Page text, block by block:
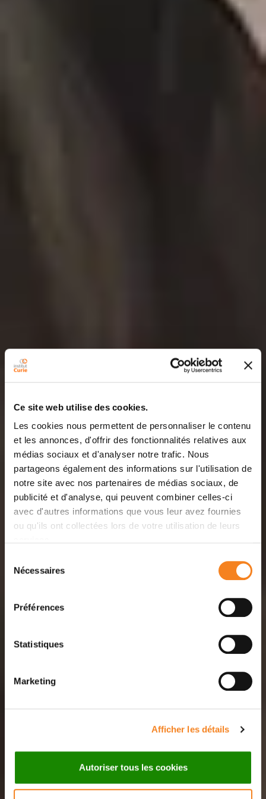
Ce site web utilise des cookies.
Les cookies nous permettent de personnaliser le contenu
et les annonces, d'offrir des fonctionnalités relatives aux
médias sociaux et d'analyser notre trafic. Nous
partageons également des informations sur l'utilisation de
notre site avec nos partenaires de médias sociaux, de
publicité et d'analyse, qui peuvent combiner celles-ci
avec d'autres informations que vous leur avez fournies
ou qu'ils ont collectées lors de votre utilisation de leurs
Nécessaires
Préférences
Statistiques
Marketing
Afficher les détails
Autoriser tous les cookies